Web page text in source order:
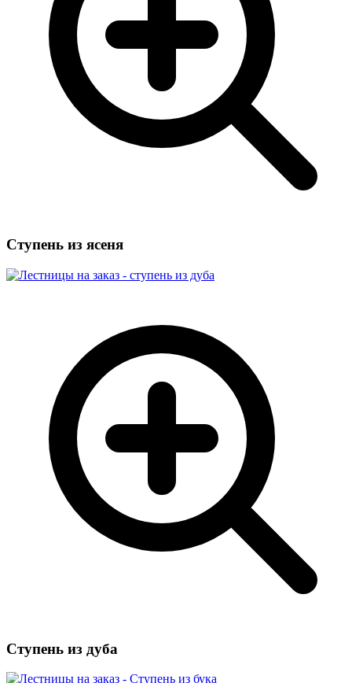
Ступень из ясеня
Ступень из дуба